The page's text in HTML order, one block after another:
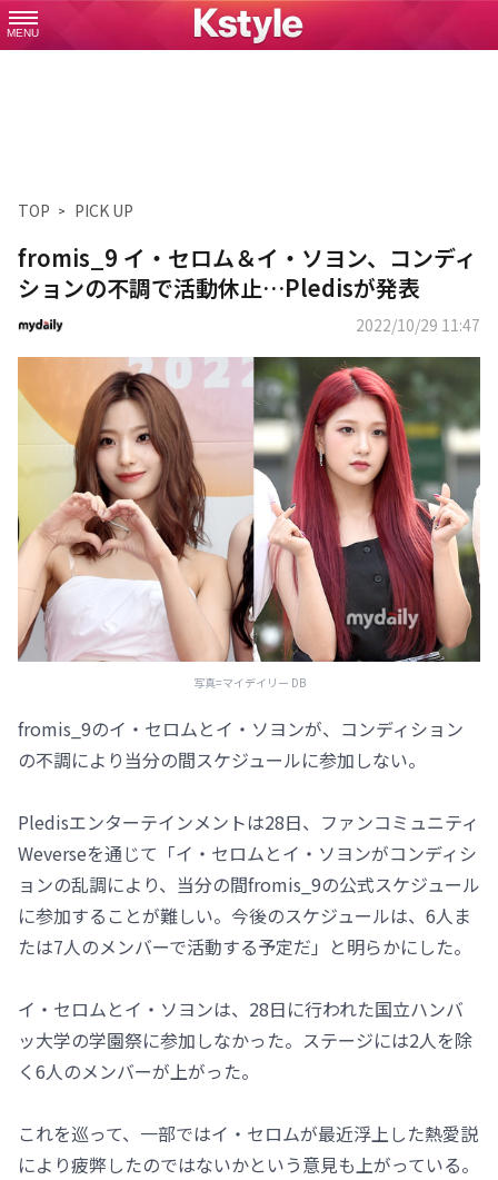
MENU
TOP PICK UP
fromis_9 イ・セロム＆イ・ソヨン、コンディ
ションの不調で活動休止…Pledisが発表
2022/10/29 11:47
写真=マイデイリー DB
fromis_9のイ・セロムとイ・ソヨンが、コンディション
の不調により当分の間スケジュールに参加しない。
Pledisエンターテインメントは28日、ファンコミュニティ
Weverseを通じて「イ・セロムとイ・ソヨンがコンディシ
ョンの乱調により、当分の間fromis_9の公式スケジュール
に参加することが難しい。今後のスケジュールは、6人ま
たは7人のメンバーで活動する予定だ」と明らかにした。
イ・セロムとイ・ソヨンは、28日に行われた国立ハンバ
ッ大学の学園祭に参加しなかった。ステージには2人を除
く6人のメンバーが上がった。
これを巡って、一部ではイ・セロムが最近浮上した熱愛説
により疲弊したのではないかという意見も上がっている。